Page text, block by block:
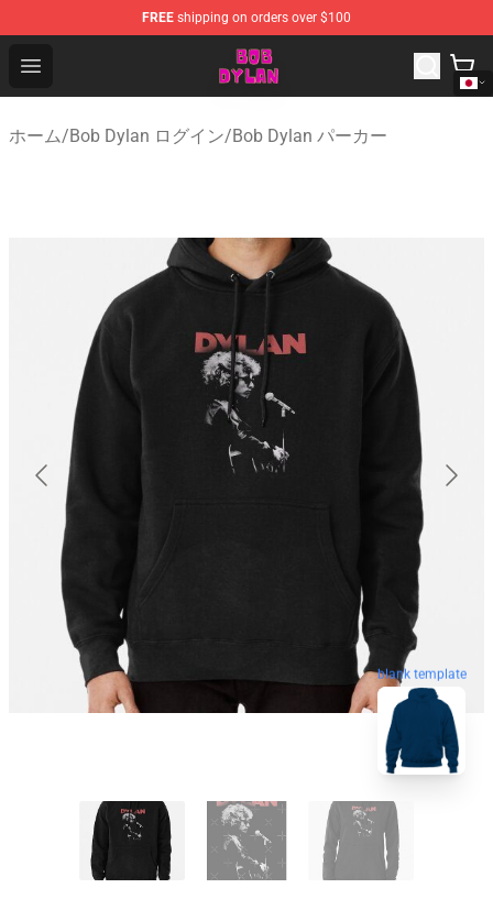
FREE shipping on orders over $100
Open menu
Bob Dylan Store - Official Bob Dylan Merchandise Shop
ホーム/Bob Dylan ログイン/Bob Dylan パーカー
blank template